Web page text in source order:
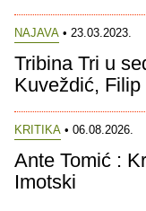
NAJAVA • 23.03.2023.
Tribina Tri u
Kuveždić, Filip
KRITIKA • 06.08.2026.
Ante Tomić :
Imotski